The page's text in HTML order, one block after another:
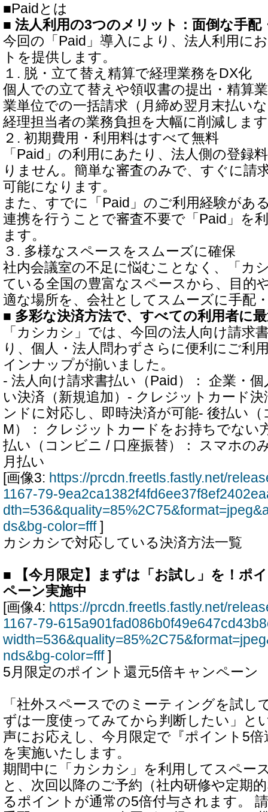
■Paidとは
■ 法人利用の3つのメリット：面倒な手配
今回の「Paid」導入により、法人利用に
トを提供します。
１. 脱・立て替え精算で経理業務をDX化
個人での立て替えや領収書の提出・精算
業単位での一括請求（月締め翌月末払い
経理担当者の業務負担を大幅に削減しま
２. 初期費用・利用料はすべて無料
「Paid」の利用にあたり、法人側の登録
りません。簡単な審査のみで、すぐに請
可能になります。
また、すでに「Paid」のご利用経験があ
連携を行うことで審査不要で「Paid」を
ます。
３. 多様なスペースをスムーズに確保
社内会議室の不足に悩むことなく、「カ
ている全国の豊富なスペースから、目的
適な場所を、会社としてスムーズに手配
■ 多彩な決済方法で、すべての利用者に
「カシカシ」では、今回の法人向け請求
り、個人・法人問わずさらに便利にご利
インナップが揃いました。
- 法人向け請求書払い（Paid）： 企業・
い決済（新規追加）- クレジットカード
ンドに対応し、即時決済が可能- 後払い（
M）： クレジットカードをお持ちでない
払い（コンビニ / 口座振替）： スマホの
月払い
[画像3: https://prcdn.freetls.fastly.net/
1167-79-
ds&bg-color=fff]
カシカシで対応している決済方法一覧
■ 【今月限定】まずは「お試し」を！ポ
ペーン実施中
[画像4: https://prcdn.freetls.fastly.net/
1167-79-
nds&bg-color=fff]
5月限定のポイント還元5倍キャンペーン
「社外スペースでのミーティングを試し
ずは一度使ってみてから判断したい」と
声にお応えし、今月限定で『ポイント5
を実施いたします。
期間中に「カシカシ」を利用してスペー
と、次回以降のご予約（社内研修や定期
るポイントが通常の5倍付与されます。